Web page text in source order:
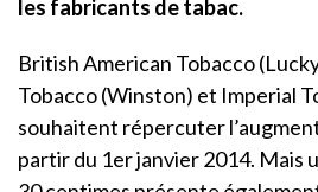
les fabricants de tabac.
British American Tobacco
Tobacco (Winston) et Imperial
souhaitent répercuter
partir du 1er janvier 2014. Mais